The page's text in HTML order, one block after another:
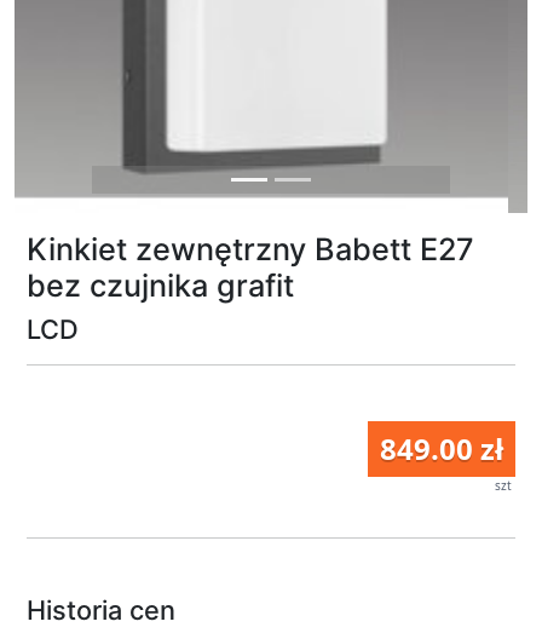
Kinkiet zewnętrzny Babett E27
bez czujnika grafit
LCD
849.00 zł
szt
Historia cen